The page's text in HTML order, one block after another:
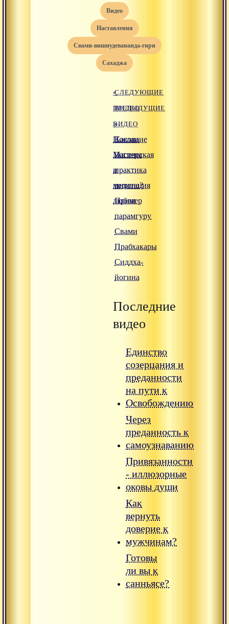
видео
наставления
свами-вишнудевананда-гири
сахаджа
«
ПРЕДЫДУЩИЕ
ВИДЕО
Послание
Мастера
и
медитация
любви
СЛЕДУЮЩИЕ
ВИДЕО
»
Какова
йогическая
практика
питона?
Пример
парамгуру
Свами
Прабхакары
Сиддха-
йогина
Последние
видео
Единство
созерцания и
преданности
на пути к
Освобождению
Через
преданность к
самоузнаванию
Привязанности
- иллюзорные
оковы души
Как
вернуть
доверие к
мужчинам?
Готовы
ли вы к
санньясе?